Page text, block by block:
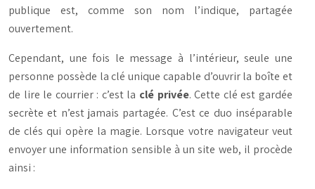
publique est, comme son nom l’indique, partagée
ouvertement.
Cependant, une fois le message à l’intérieur, seule une
personne possède la clé unique capable d’ouvrir la boîte et
de lire le courrier : c’est la clé privée. Cette clé est gardée
secrète et n’est jamais partagée. C’est ce duo inséparable
de clés qui opère la magie. Lorsque votre navigateur veut
envoyer une information sensible à un site web, il procède
ainsi :